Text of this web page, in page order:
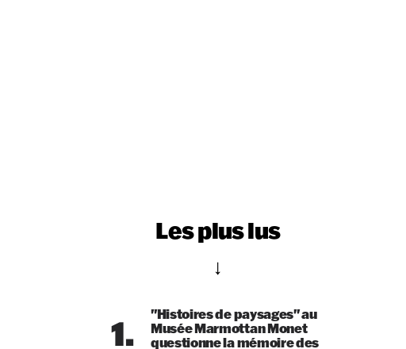
Les plus lus
1.
"Histoires de paysages" au
Musée Marmottan Monet
questionne la mémoire des